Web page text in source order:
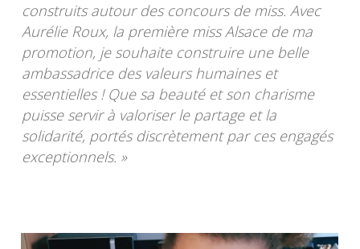
construits autour des concours de miss. Avec
Aurélie Roux, la première miss Alsace de ma
promotion, je souhaite construire une belle
ambassadrice des valeurs humaines et
essentielles ! Que sa beauté et son charisme
puisse servir à valoriser le partage et la
solidarité, portés discrètement par ces engagés
exceptionnels. »